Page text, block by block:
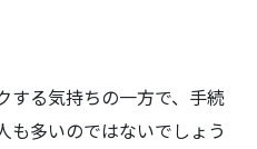
する気持ちの一方で、手続
も多いのではないでしょう